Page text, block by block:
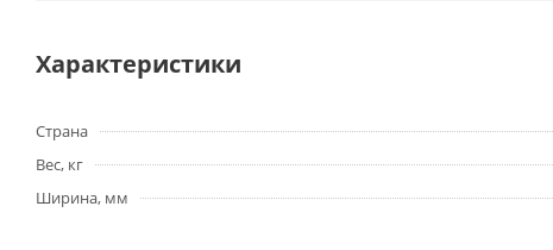
Характеристики
Страна
Вес, кг
Ширина, мм